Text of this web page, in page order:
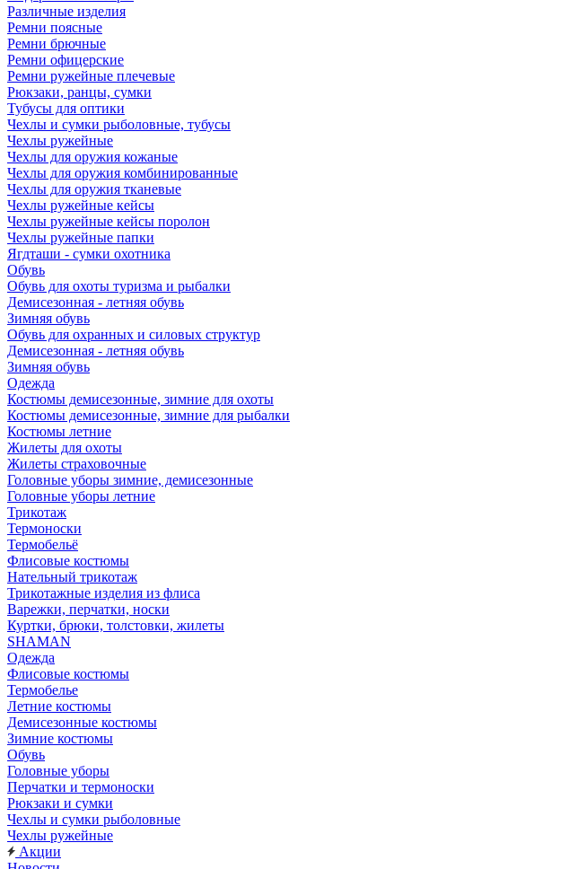
Различные изделия
Ремни поясные
Ремни брючные
Ремни офицерские
Ремни ружейные плечевые
Рюкзаки, ранцы, сумки
Тубусы для оптики
Чехлы и сумки рыболовные, тубусы
Чехлы ружейные
Чехлы для оружия кожаные
Чехлы для оружия комбинированные
Чехлы для оружия тканевые
Чехлы ружейные кейсы
Чехлы ружейные кейсы поролон
Чехлы ружейные папки
Ягдташи - сумки охотника
Обувь
Обувь для охоты туризма и рыбалки
Демисезонная - летняя обувь
Зимняя обувь
Обувь для охранных и силовых структур
Демисезонная - летняя обувь
Зимняя обувь
Одежда
Костюмы демисезонные, зимние для охоты
Костюмы демисезонные, зимние для рыбалки
Костюмы летние
Жилеты для охоты
Жилеты страховочные
Головные уборы зимние, демисезонные
Головные уборы летние
Трикотаж
Термоноски
Термобельё
Флисовые костюмы
Нательный трикотаж
Трикотажные изделия из флиса
Варежки, перчатки, носки
Куртки, брюки, толстовки, жилеты
SHAMAN
Одежда
Флисовые костюмы
Термобелье
Летние костюмы
Демисезонные костюмы
Зимние костюмы
Обувь
Головные уборы
Перчатки и термоноски
Рюкзаки и сумки
Чехлы и сумки рыболовные
Чехлы ружейные
Акции